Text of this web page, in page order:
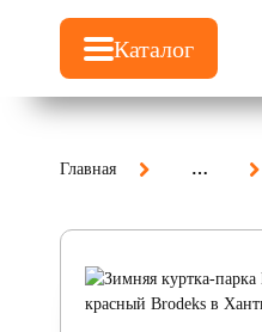
Каталог
Главная …